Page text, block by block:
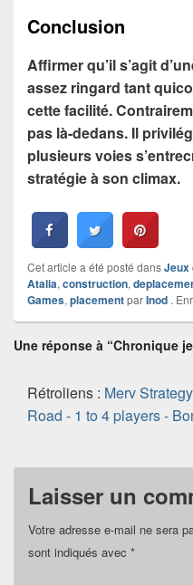
Conclusion
Affirmer qu’il s’agit
assez ringard tant
cette facilité.
pas là-dedans. Il
plusieurs voies
stratégie à son climax.
Cet article a été posté dansJeux
Atalia, construction,
Games, placementparInod .
Une réponse à “Chronique
Rétroliens : Merv
Road - 1 to 4 players -
Laisser un
Votre adresse e-mail ne sera
sont indiqués avec *